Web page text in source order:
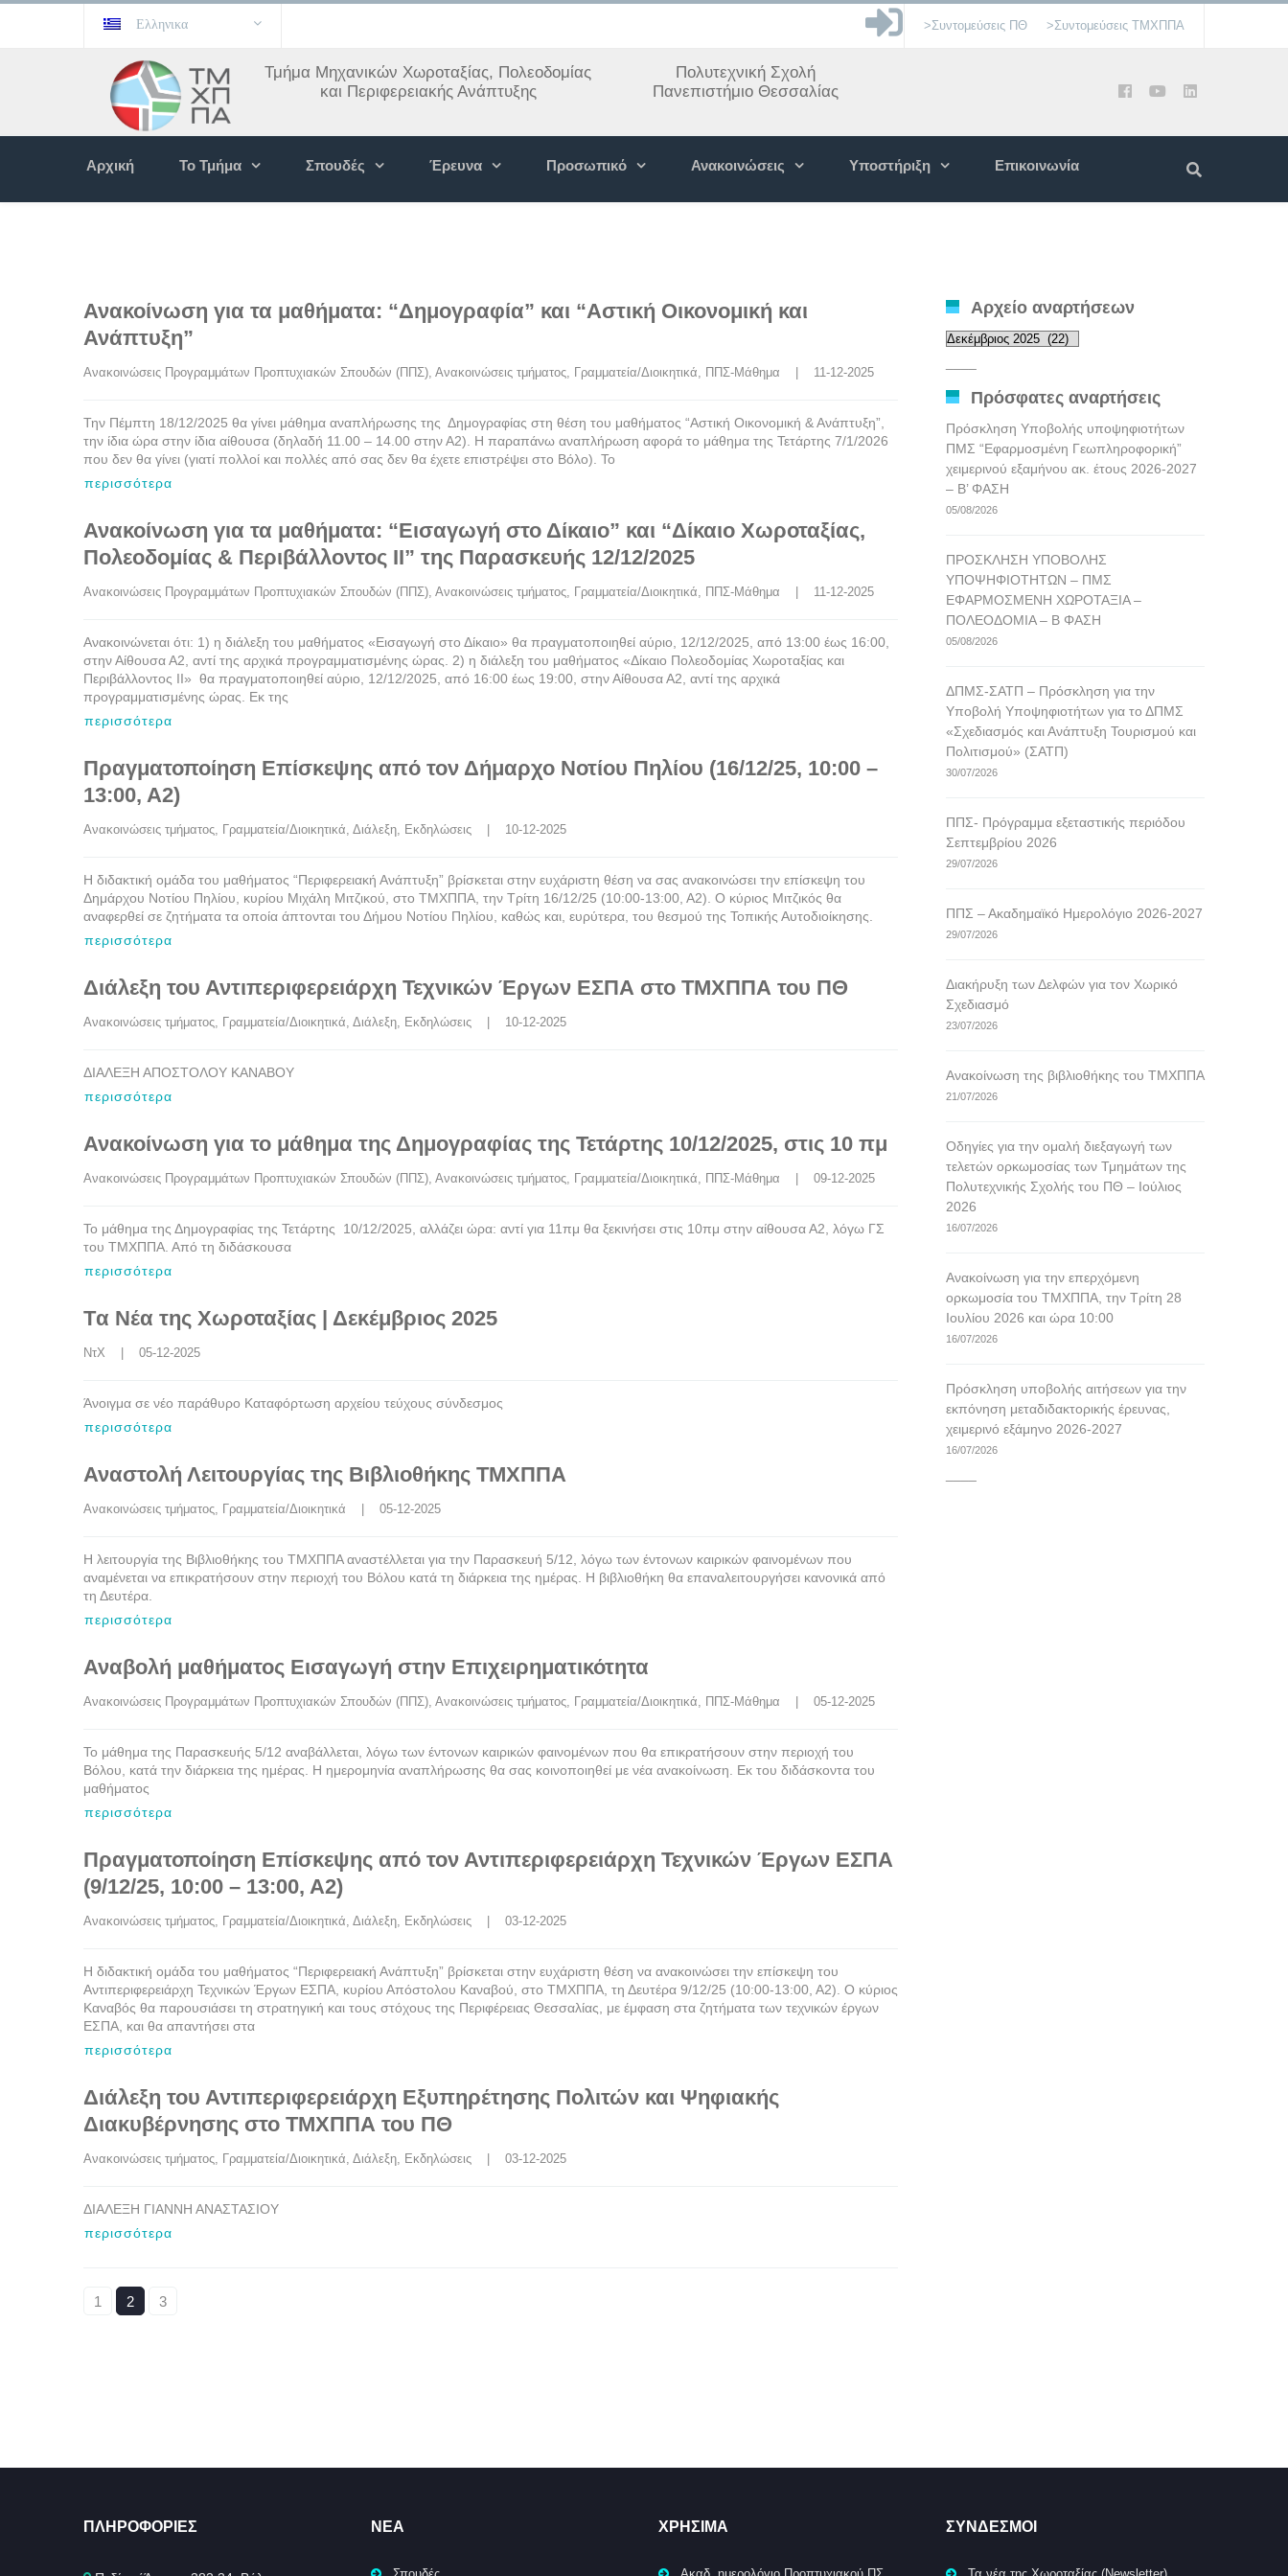
Ελληνικα >Συντομεύσεις ΠΘ >Συντομεύσεις ΤΜΧΠΠΑ
Τμήμα Μηχανικών Χωροταξίας, Πολεοδομίας
και Περιφερειακής Ανάπτυξης
Πολυτεχνική Σχολή
Πανεπιστήμιο Θεσσαλίας
Αρχική Το Τμήμα Σπουδές Έρευνα Προσωπικό Ανακοινώσεις Υποστήριξη Επικοινωνία
Ανακοίνωση για τα μαθήματα: “Δημογραφία” και “Αστική Οικονομική και
Ανάπτυξη”
Ανακοινώσεις Προγραμμάτων Προπτυχιακών Σπουδών (ΠΠΣ), Ανακοινώσεις τμήματος, Γραμματεία/Διοικητικά, ΠΠΣ-Μάθημα
    |    11-12-2025
Την Πέμπτη 18/12/2025 θα γίνει μάθημα αναπλήρωσης της Δημογραφίας στη θέση του μαθήματος “Αστική Οικονομική & Ανάπτυξη”,
την ίδια ώρα στην ίδια αίθουσα (δηλαδή 11.00 – 14.00 στην Α2). Η παραπάνω αναπλήρωση αφορά το μάθημα της Τετάρτης 7/1/2026
που δεν θα γίνει (γιατί πολλοί και πολλές από σας δεν θα έχετε επιστρέψει στο Βόλο). Το
περισσότερα
Ανακοίνωση για τα μαθήματα: “Εισαγωγή στο Δίκαιο” και “Δίκαιο Χωροταξίας,
Πολεοδομίας & Περιβάλλοντος ΙΙ” της Παρασκευής 12/12/2025
Ανακοινώσεις Προγραμμάτων Προπτυχιακών Σπουδών (ΠΠΣ), Ανακοινώσεις τμήματος, Γραμματεία/Διοικητικά, ΠΠΣ-Μάθημα
    |    11-12-2025
Ανακοινώνεται ότι: 1) η διάλεξη του μαθήματος «Εισαγωγή στο Δίκαιο» θα πραγματοποιηθεί αύριο, 12/12/2025, από 13:00 έως 16:00,
στην Αίθουσα Α2, αντί της αρχικά προγραμματισμένης ώρας. 2) η διάλεξη του μαθήματος «Δίκαιο Πολεοδομίας Χωροταξίας και
Περιβάλλοντος ΙΙ» θα πραγματοποιηθεί αύριο, 12/12/2025, από 16:00 έως 19:00, στην Αίθουσα Α2, αντί της αρχικά
προγραμματισμένης ώρας. Εκ της
περισσότερα
Πραγματοποίηση Επίσκεψης από τον Δήμαρχο Νοτίου Πηλίου (16/12/25, 10:00 –
13:00, Α2)
Ανακοινώσεις τμήματος, Γραμματεία/Διοικητικά, Διάλεξη, Εκδηλώσεις
    |    10-12-2025
Η διδακτική ομάδα του μαθήματος “Περιφερειακή Ανάπτυξη” βρίσκεται στην ευχάριστη θέση να σας ανακοινώσει την επίσκεψη του
Δημάρχου Νοτίου Πηλίου, κυρίου Μιχάλη Μιτζικού, στο ΤΜΧΠΠΑ, την Τρίτη 16/12/25 (10:00-13:00, Α2). Ο κύριος Μιτζικός θα
αναφερθεί σε ζητήματα τα οποία άπτονται του Δήμου Νοτίου Πηλίου, καθώς και, ευρύτερα, του θεσμού της Τοπικής Αυτοδιοίκησης.
περισσότερα
Διάλεξη του Αντιπεριφερειάρχη Τεχνικών Έργων ΕΣΠΑ στο ΤΜΧΠΠΑ του ΠΘ
Ανακοινώσεις τμήματος, Γραμματεία/Διοικητικά, Διάλεξη, Εκδηλώσεις
    |    10-12-2025
ΔΙΑΛΕΞΗ ΑΠΟΣΤΟΛΟΥ ΚΑΝΑΒΟΥ
περισσότερα
Ανακοίνωση για το μάθημα της Δημογραφίας της Τετάρτης 10/12/2025, στις 10 πμ
Ανακοινώσεις Προγραμμάτων Προπτυχιακών Σπουδών (ΠΠΣ), Ανακοινώσεις τμήματος, Γραμματεία/Διοικητικά, ΠΠΣ-Μάθημα
    |    09-12-2025
Το μάθημα της Δημογραφίας της Τετάρτης 10/12/2025, αλλάζει ώρα: αντί για 11πμ θα ξεκινήσει στις 10πμ στην αίθουσα Α2, λόγω ΓΣ
του ΤΜΧΠΠΑ. Από τη διδάσκουσα
περισσότερα
Tα Νέα της Χωροταξίας | Δεκέμβριος 2025
ΝτΧ
    |    05-12-2025
Άνοιγμα σε νέο παράθυρο Καταφόρτωση αρχείου τεύχους σύνδεσμος
περισσότερα
Αναστολή Λειτουργίας της Βιβλιοθήκης ΤΜΧΠΠΑ
Ανακοινώσεις τμήματος, Γραμματεία/Διοικητικά
    |    05-12-2025
Η λειτουργία της Βιβλιοθήκης του ΤΜΧΠΠΑ αναστέλλεται για την Παρασκευή 5/12, λόγω των έντονων καιρικών φαινομένων που
αναμένεται να επικρατήσουν στην περιοχή του Βόλου κατά τη διάρκεια της ημέρας. Η βιβλιοθήκη θα επαναλειτουργήσει κανονικά από
τη Δευτέρα.
περισσότερα
Αναβολή μαθήματος Εισαγωγή στην Επιχειρηματικότητα
Ανακοινώσεις Προγραμμάτων Προπτυχιακών Σπουδών (ΠΠΣ), Ανακοινώσεις τμήματος, Γραμματεία/Διοικητικά, ΠΠΣ-Μάθημα
    |    05-12-2025
Το μάθημα της Παρασκευής 5/12 αναβάλλεται, λόγω των έντονων καιρικών φαινομένων που θα επικρατήσουν στην περιοχή του
Βόλου, κατά την διάρκεια της ημέρας. Η ημερομηνία αναπλήρωσης θα σας κοινοποιηθεί με νέα ανακοίνωση. Εκ του διδάσκοντα του
μαθήματος
περισσότερα
Πραγματοποίηση Επίσκεψης από τον Αντιπεριφερειάρχη Τεχνικών Έργων ΕΣΠΑ
(9/12/25, 10:00 – 13:00, Α2)
Ανακοινώσεις τμήματος, Γραμματεία/Διοικητικά, Διάλεξη, Εκδηλώσεις
    |    03-12-2025
Η διδακτική ομάδα του μαθήματος “Περιφερειακή Ανάπτυξη” βρίσκεται στην ευχάριστη θέση να ανακοινώσει την επίσκεψη του
Αντιπεριφερειάρχη Τεχνικών Έργων ΕΣΠΑ, κυρίου Απόστολου Καναβού, στο ΤΜΧΠΠΑ, τη Δευτέρα 9/12/25 (10:00-13:00, Α2). Ο κύριος
Καναβός θα παρουσιάσει τη στρατηγική και τους στόχους της Περιφέρειας Θεσσαλίας, με έμφαση στα ζητήματα των τεχνικών έργων
ΕΣΠΑ, και θα απαντήσει στα
περισσότερα
Διάλεξη του Αντιπεριφερειάρχη Εξυπηρέτησης Πολιτών και Ψηφιακής
Διακυβέρνησης στο ΤΜΧΠΠΑ του ΠΘ
Ανακοινώσεις τμήματος, Γραμματεία/Διοικητικά, Διάλεξη, Εκδηλώσεις
    |    03-12-2025
ΔΙΑΛΕΞΗ ΓΙΑΝΝΗ ΑΝΑΣΤΑΣΙΟΥ
περισσότερα
1 2 3
Αρχείο αναρτήσεων
Αρχείο
Πρόσφατες αναρτήσεις
Πρόσκληση Υποβολής υποψηφιοτήτων
ΠΜΣ “Εφαρμοσμένη Γεωπληροφορική”
χειμερινού εξαμήνου ακ. έτους 2026-2027
– Β’ ΦΑΣΗ
05/08/2026
ΠΡΟΣΚΛΗΣΗ ΥΠΟΒΟΛΗΣ
ΥΠΟΨΗΦΙΟΤΗΤΩΝ – ΠΜΣ
ΕΦΑΡΜΟΣΜΕΝΗ ΧΩΡΟΤΑΞΙΑ –
ΠΟΛΕΟΔΟΜΙΑ – Β ΦΑΣΗ
05/08/2026
ΔΠΜΣ-ΣΑΤΠ – Πρόσκληση για την
Υποβολή Υποψηφιοτήτων για το ΔΠΜΣ
«Σχεδιασμός και Ανάπτυξη Τουρισμού και
Πολιτισμού» (ΣΑΤΠ)
30/07/2026
ΠΠΣ- Πρόγραμμα εξεταστικής περιόδου
Σεπτεμβρίου 2026
29/07/2026
ΠΠΣ – Ακαδημαϊκό Ημερολόγιο 2026-2027
29/07/2026
Διακήρυξη των Δελφών για τον Χωρικό
Σχεδιασμό
23/07/2026
Ανακοίνωση της βιβλιοθήκης του ΤΜΧΠΠΑ
21/07/2026
Οδηγίες για την ομαλή διεξαγωγή των
τελετών ορκωμοσίας των Τμημάτων της
Πολυτεχνικής Σχολής του ΠΘ – Ιούλιος
2026
16/07/2026
Ανακοίνωση για την επερχόμενη
ορκωμοσία του ΤΜΧΠΠΑ, την Τρίτη 28
Ιουλίου 2026 και ώρα 10:00
16/07/2026
Πρόσκληση υποβολής αιτήσεων για την
εκπόνηση μεταδιδακτορικής έρευνας,
χειμερινό εξάμηνο 2026-2027
16/07/2026
ΠΛΗΡΟΦΟΡΊΕΣ ΝΈΑ ΧΡΉΣΙΜΑ ΣΥΝΔΕΣΜΟΙ